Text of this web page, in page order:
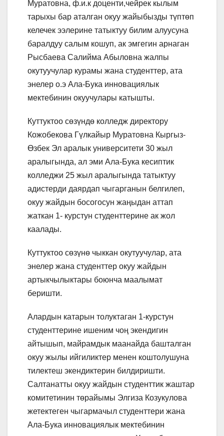
Муратовна, ф.и.к доценти,чейрек кылым
тарыхы бар аталган окуу жайыбызды түптөп
келечек ээлерине татыктуу билим алуусуна
баралдуу салым кошуп, ак эмгегин арнаган
Рысбаева Салийма Абыловна жалпы
окутуучулар курамы жана студенттер, ата
энелер о.э Ала-Бука инновациялык
мектебинин окуучулары катышты.
Куттуктоо сөзүндө колледж директору
Кожобекова Гүлкайыр Муратовна Кыргыз-
Өзбек Эл аралык университети 30 жыл
аралыгында, ал эми Ала-Бука кесиптик
колледжи 25 жыл аралыгында татыктуу
адистерди даярдап чыгарганын белгилеп,
окуу жайдын босогосун жаңыдан аттап
жаткан 1- курстун студенттерине ак жол
каалады.
Куттуктоо сөзүнө чыккан окутуучулар, ата
энелер жана студенттер окуу жайдын
артыкчылыктары боюнча маалымат
беришти.
Алардын катарын толуктаган 1-курстун
студенттерине ишеним чоң экендигин
айтышып, майрамдык маанайда башталган
окуу жылы ийгиликтер менен коштолушуна
тилектеш экендиктерин билдиришти.
Салтанатты окуу жайдын студенттик жаштар
комитетинин төрайымы Элгиза Козукулова
жетектеген чыгармачыл студенттери жана
Ала-Бука инновациялык мектебинин